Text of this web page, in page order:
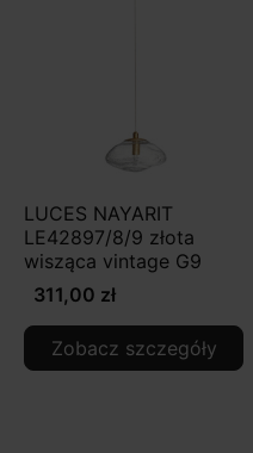
LUCES NAYARIT
LE42897/8/9 złota
wisząca vintage G9
311,00 zł
Zobacz szczegóły